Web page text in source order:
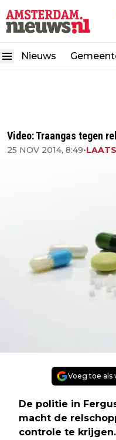
Nieuws
Video: Traangas tegen
25 NOV 2014, 8:49•
Voeg toe als
De politie in
macht de
controle te